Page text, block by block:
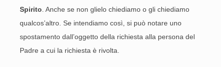
Spirito . Anche se non glielo chiediamo o gli chiediamo
qualcos’altro. Se intendiamo così, si può notare uno
spostamento dall’oggetto della richiesta alla persona del
Padre a cui la richiesta è rivolta.